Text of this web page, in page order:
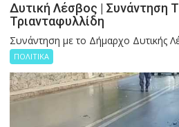
Δυτική Λέσβος | Συνάντηση
Τριανταφυλλίδη
Συνάντηση με το Δήμαρχο Δυτικής
ΠΟΛΙΤΙΚΑ